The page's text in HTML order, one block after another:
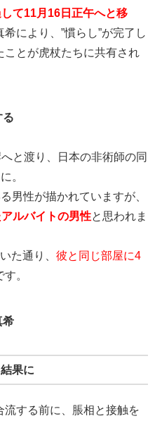
て11月16日正午へと移
により、”慣らし”が完了し
ことが虎杖たちに共有され
る
と渡り、日本の非術師の同
。
男性が描かれていますが、
ルバイトの男性と思われま
た通り、 彼と同じ部屋に4
。
希
果に
流する前に、脹相と接触を